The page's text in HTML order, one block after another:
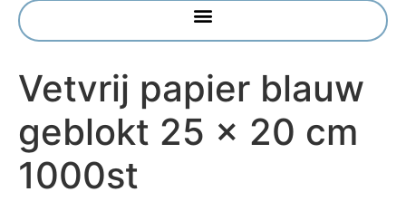
Vetvrij papier blauw
geblokt 25 x 20 cm
1000st